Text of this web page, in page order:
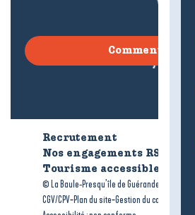
Comment venir
Recrutement
Qui
Nos engagements RSE
Tourisme accessible
© La Baule-Presqu’île de Guérande tourisme
CGV/CPV-Plan du site-Gestion du consentement